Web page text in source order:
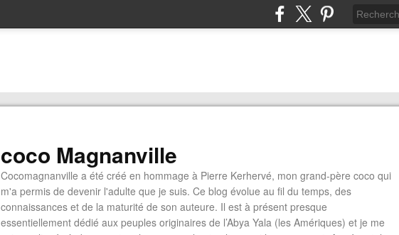
coco Magnanville
Cocomagnanville a été créé en hommage à Pierre Kerhervé, mon grand-père coco qui
m'a permis de devenir l'adulte que je suis. Ce blog évolue au fil du temps, des
connaissances et de la maturité de son auteure. Il est à présent presque
essentiellement dédié aux peuples originaires de l’Abya Yala (les Amériques) et je me